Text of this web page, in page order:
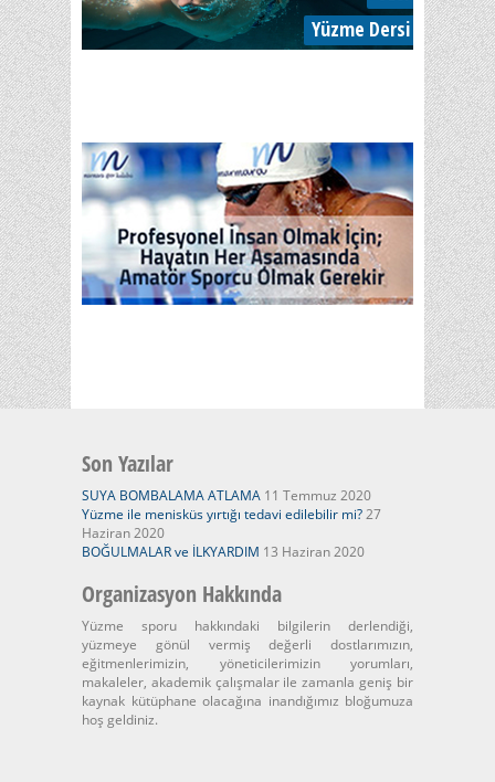
Son Yazılar
SUYA BOMBALAMA ATLAMA 11 Temmuz 2020
Yüzme ile menisküs yırtığı tedavi edilebilir mi?27
Haziran 2020
BOĞULMALAR ve İLKYARDIM 13 Haziran 2020
Organizasyon Hakkında
Yüzme sporu hakkındaki bilgilerin derlendiği,
yüzmeye gönül vermiş değerli dostlarımızın,
eğitmenlerimizin, yöneticilerimizin yorumları,
makaleler, akademik çalışmalar ile zamanla geniş bir
kaynak kütüphane olacağına inandığımız bloğumuza
hoş geldiniz.